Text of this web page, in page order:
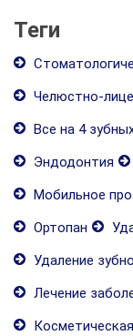
Теги
Челюстно-
Все на 4
Эндодонтия
Мобильное
Ортопан
Удаление
Лечение